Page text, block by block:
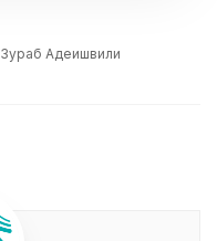
Зураб Адеишвили